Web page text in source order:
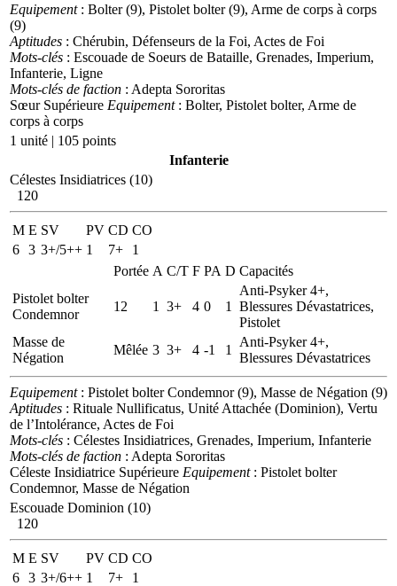
Equipement: Bolter (9), Pistolet bolter (9), Arme de corps à corps
(9)
Aptitudes : Chérubin, Défenseurs de la Foi, Actes de Foi
Mots-clés : Escouade de Soeurs de Bataille, Grenades, Imperium,
Infanterie, Ligne
Mots-clés de faction : Adepta Sororitas
Sœur Supérieure Equipement: Bolter, Pistolet bolter, Arme de
corps à corps
1 unité | 105 points
Infanterie
Célestes Insidiatrices (10)
120
M E SV PV CD CO
6 3 3+/5++ 1 7+
1
Portée A C/T F PA D Capacités
Pistolet bolter
Condemnor
12 1 3+ 4 0 1
Anti-Psyker 4+,
Blessures Dévastatrices,
Pistolet
Masse de
Négation
Mêlée 3 3+ 4 -1 1
Anti-Psyker 4+,
Blessures Dévastatrices
Equipement: Pistolet bolter Condemnor (9), Masse de Négation (9)
Aptitudes : Rituale Nullificatus, Unité Attachée (Dominion), Vertu
de l’Intolérance, Actes de Foi
Mots-clés : Célestes Insidiatrices, Grenades, Imperium, Infanterie
Mots-clés de faction : Adepta Sororitas
Céleste Insidiatrice Supérieure Equipement: Pistolet bolter
Condemnor, Masse de Négation
Escouade Dominion (10)
120
M E SV PV CD CO
6 3 3+/6++ 1 7+
1